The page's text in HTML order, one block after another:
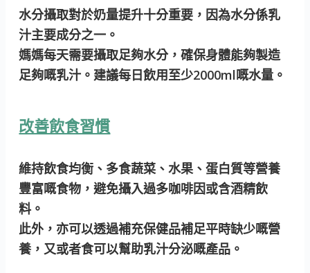
水分攝取對於奶量提升十分重要，因為水分係乳
汁主要成分之一。
媽媽每天需要攝取足夠水分，確保身體能夠製造
足夠嘅乳汁。建議每日飲用至少2000ml嘅水量。
改善飲食習慣
維持飲食均衡、多食蔬菜、水果、蛋白質等營養
豐富嘅食物，避免攝入過多咖啡因或含酒精飲
料。
此外，亦可以透過補充保健品補足平時缺少嘅營
養，又或者食可以幫助乳汁分泌嘅產品。